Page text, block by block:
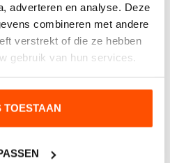
adverteren en analyse. Deze
combineren met andere
verstrekt of die ze hebben
gebruik van hun services.
TOESTAAN
Reclame helpt u graag met
montage. Wilt u meer
Neem contact op met
0316 33 40 50of stuur een e-
.